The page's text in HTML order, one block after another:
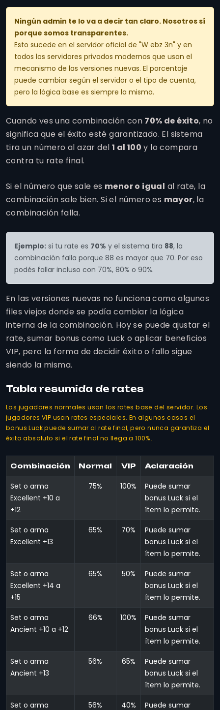
Ningún admin te lo va a decir tan claro. Nosotros sí
porque somos transparentes.
Esto sucede en el servidor oficial de "W ebz 3n" y en
todos los servidores privados modernos que usan el
mecanismo de las versiones nuevas. El porcentaje
puede cambiar según el servidor o el tipo de cuenta,
pero la lógica base es siempre la misma.
Cuando ves una combinación con 70% de éxito, no
significa que el éxito esté garantizado. El sistema
tira un número al azar del 1 al 100 y lo compara
contra tu rate final.
Si el número que sale es menor o igual al rate, la
combinación sale bien. Si el número es mayor, la
combinación falla.
Ejemplo: si tu rate es 70% y el sistema tira 88, la
combinación falla porque 88 es mayor que 70. Por eso
podés fallar incluso con 70%, 80% o 90%.
En las versiones nuevas no funciona como algunos
files viejos donde se podía cambiar la lógica
interna de la combinación. Hoy se puede ajustar el
rate, sumar bonus como Luck o aplicar beneficios
VIP, pero la forma de decidir éxito o fallo sigue
siendo la misma.
Tabla resumida de rates
Los jugadores normales usan los rates base del servidor. Los
jugadores VIP usan rates especiales. En algunos casos el
bonus Luck puede sumar al rate final, pero nunca garantiza el
éxito absoluto si el rate final no llega a 100%.
Combinación Normal VIP Aclaración
Set o arma
Excellent +10 a
+12
75% 100%
Puede sumar
bonus Luck si el
ítem lo permite.
Set o arma
Excellent +13
65% 70%
Puede sumar
bonus Luck si el
ítem lo permite.
Set o arma
Excellent +14 a
+15
65% 50%
Puede sumar
bonus Luck si el
ítem lo permite.
Set o arma
Ancient +10 a +12
66% 100%
Puede sumar
bonus Luck si el
ítem lo permite.
Set o arma
Ancient +13
56% 65%
Puede sumar
bonus Luck si el
ítem lo permite.
Set o arma 56% 40% Puede sumar